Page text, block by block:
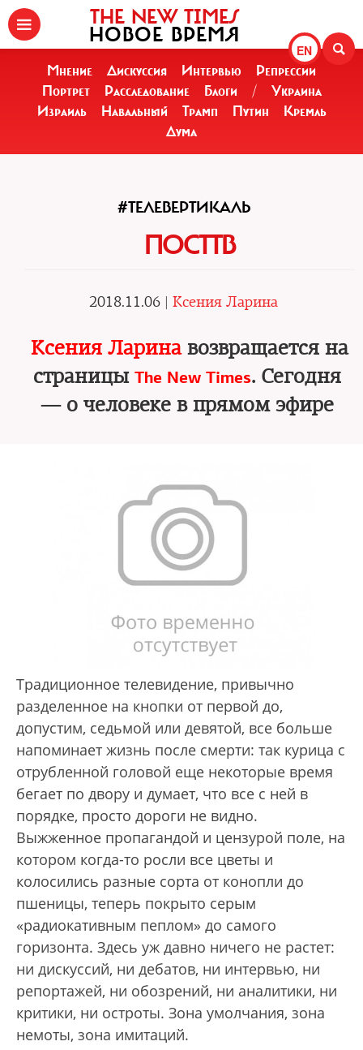
EN
THE NEW TIMES
НОВОЕ ВРЕМЯ
Мнение Дискуссия Интервью
Репрессии
Портрет
Расследование Блоги /
Украина
Израиль
Навальный Трамп Путин
Кремль
Дума
#ТЕЛЕВЕРТИКАЛЬ
ПОСТТВ
2018.11.06 | Ксения Ларина
Ксения Ларинавозвращается на
страницы The New Times. Сегодня
— о человеке в прямом эфире
Традиционное телевидение, привычно
разделенное на кнопки от первой до,
допустим, седьмой или девятой, все больше
напоминает жизнь после смерти: так курица с
отрубленной головой еще некоторые время
бегает по двору и думает, что все с ней в
порядке, просто дороги не видно.
Выжженное пропагандой и цензурой поле, на
котором когда-то росли все цветы и
колосились разные сорта от конопли до
пшеницы, теперь покрыто серым
«радиокативным пеплом» до самого
горизонта. Здесь уж давно ничего не растет:
ни дискуссий, ни дебатов, ни интервью, ни
репортажей, ни обозрений, ни аналитики, ни
критики, ни остроты. Зона умолчания, зона
немоты, зона имитаций.